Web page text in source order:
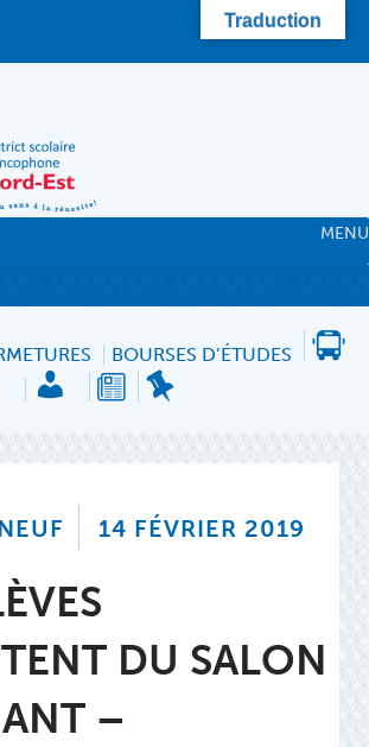
MENU
BOURSES D’ÉTUDES
14 FÉVRIER 2019
DU SALON
–
Traduction